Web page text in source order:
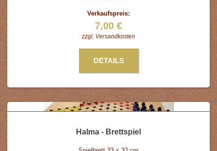
Verkaufspreis:
7,00 €
zzgl. Versandkosten
DETAILS
Halma - Brettspiel